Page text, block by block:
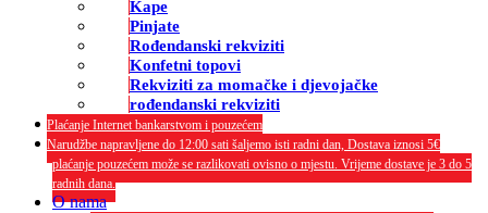
Kape
Pinjate
Rođendanski rekviziti
Konfetni topovi
Rekviziti za momačke i djevojačke
rođendanski rekviziti
Plaćanje Internet bankarstvom i pouzećem
Narudžbe napravljene do 12:00 sati šaljemo isti radni dan, Dostava iznosi 5€
plaćanje pouzećem može se razlikovati ovisno o mjestu. Vrijeme dostave je 3 do 5
radnih dana.
O nama